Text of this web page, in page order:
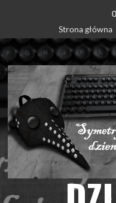
content
Strona główna